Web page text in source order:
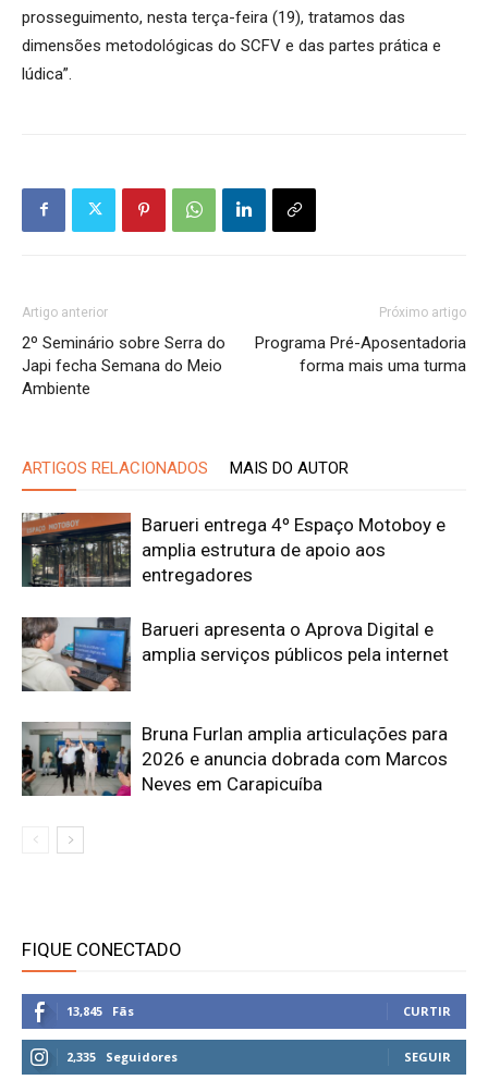
prosseguimento, nesta terça-feira (19), tratamos das
dimensões metodológicas do SCFV e das partes prática e
lúdica”.
Artigo anterior
2º Seminário sobre Serra do
Japi fecha Semana do Meio
Ambiente
Próximo artigo
Programa Pré-Aposentadoria
forma mais uma turma
ARTIGOS RELACIONADOS MAIS DO AUTOR
Barueri entrega 4º Espaço Motoboy e
amplia estrutura de apoio aos
entregadores
Barueri apresenta o Aprova Digital e
amplia serviços públicos pela internet
Bruna Furlan amplia articulações para
2026 e anuncia dobrada com Marcos
Neves em Carapicuíba
FIQUE CONECTADO
13,845 Fãs CURTIR
2,335 Seguidores SEGUIR